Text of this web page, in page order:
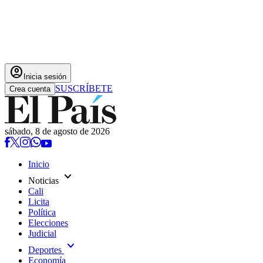
account_circle Inicia sesión
Crea cuenta SUSCRÍBETE
sábado, 8 de agosto de 2026
Inicio
Noticias expand_more
Cali
Licita
Política
Elecciones
Judicial
Deportes expand_more
Economía